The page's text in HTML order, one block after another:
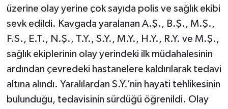
üzerine olay yerine çok sayıda polis ve sağlık ekibi
sevk edildi. Kavgada yaralanan A.Ş., B.Ş., M.Ş.,
F.S., E.T., N.Ş., T.Y., S.Y., M.Y., H.Y., R.Y. ve M.Ş.,
sağlık ekiplerinin olay yerindeki ilk müdahalesinin
ardından çevredeki hastanelere kaldırılarak tedavi
altına alındı. Yaralılardan S.Y.’nin hayati tehlikesinin
bulunduğu, tedavisinin sürdüğü öğrenildi. Olay